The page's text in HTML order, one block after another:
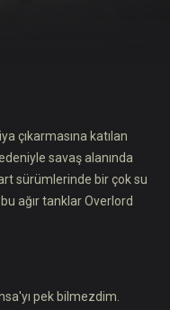
çıkarmasına katılan
savaş alanında
sürümlerinde bir çok su
ağır tanklar Overlord
pek bilmezdim.